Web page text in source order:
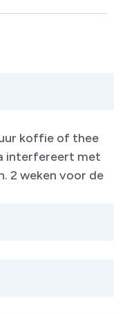
koffie of thee
interfereert met
2 weken voor de